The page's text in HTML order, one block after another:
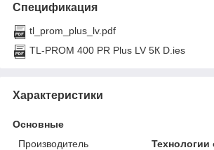
Спецификация
tl_prom_plus_lv.pdf
TL-PROM 400 PR Plus LV 5К D.ies
Характеристики
Основные
Производитель
Технологии